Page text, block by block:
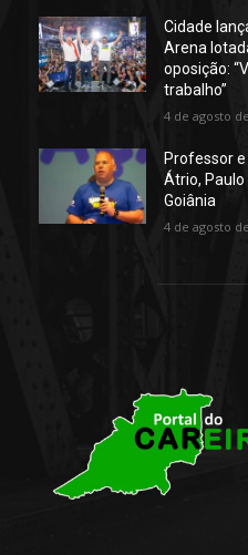
Cidade
Arena
oposição:
trabalho”
4 de agosto
Professor
Átrio,
Goiânia
4 de agosto